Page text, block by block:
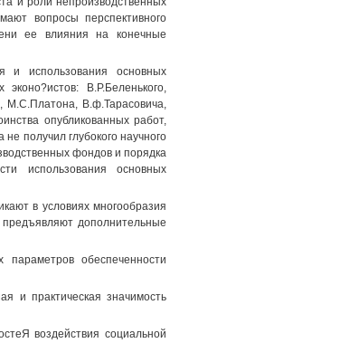
вопросы перспективного
ее влияния на конечные
и использования основных
В.Р.Беленького,
М.С.Платона, В.ф.Тарасовича,
опубликованных работ,
получил глубокого научного
фондов и порядка
использования основных
в условиях многообразия
дополнительные
обеспеченности
и практическая значимость
воздействия социальной